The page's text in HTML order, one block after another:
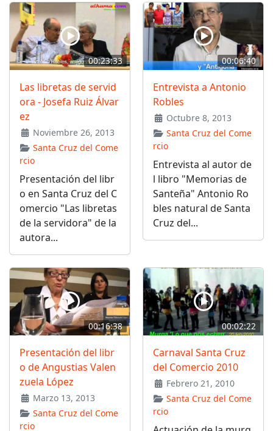
00:23:33
Las libretas de servid
ora - Josefa Ruiz Álvar
ez
Noviembre 26, 2013
Santa Cruz del Come
rcio
Presentación del libr
o en Santa Cruz del C
omercio "Las libretas
de la servidora" de la
autora...
00:06:40
Entrevista a Antonio
Robles
Octubre 8, 2013
Santa Cruz del Come
rcio
Entrevista al autor de
l libro "Memorias de
Santeña" Antonio Ro
bles natural de Santa
Cruz del...
00:16:38
Presentación del libr
o de Angustias Valen
zuela López
Marzo 13, 2013
Santa Cruz del Come
rcio
00:02:22
Carnaval Santa Cruz
del Comercio 2010
Febrero 21, 2010
Santa Cruz del Come
rcio